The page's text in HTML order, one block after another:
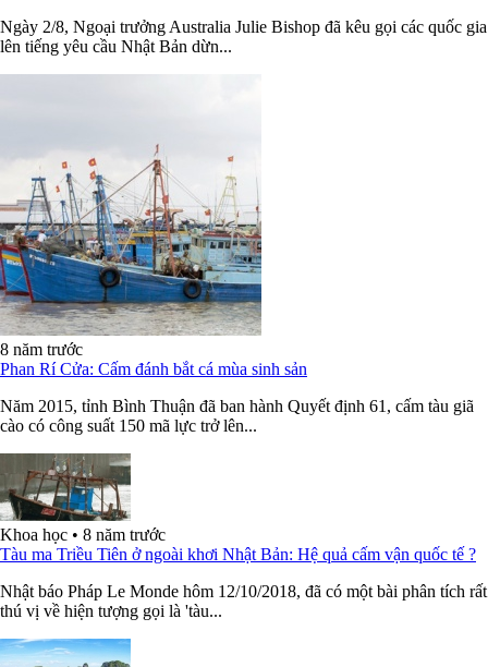
Ngày 2/8, Ngoại trưởng Australia Julie Bishop đã kêu gọi các quốc gia
lên tiếng yêu cầu Nhật Bản dừn...
8 năm trước
Phan Rí Cửa: Cấm đánh bắt cá mùa sinh sản
Năm 2015, tỉnh Bình Thuận đã ban hành Quyết định 61, cấm tàu giã
cào có công suất 150 mã lực trở lên...
Khoa học • 8 năm trước
Tàu ma Triều Tiên ở ngoài khơi Nhật Bản: Hệ quả cấm vận quốc tế ?
Nhật báo Pháp Le Monde hôm 12/10/2018, đã có một bài phân tích rất
thú vị về hiện tượng gọi là 'tàu...